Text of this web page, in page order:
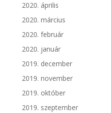
2020. április
2020. március
2020. február
2020. január
2019. december
2019. november
2019. október
2019. szeptember